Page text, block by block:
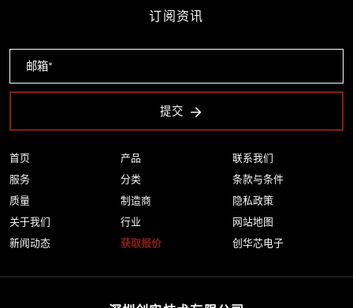
首页
服务
质量
关于我们
新闻动态
产品
分类
制造商
行业
获取报价
联系我们
条款与条件
隐私政策
网站地图
创华芯电子
订阅资讯
提交